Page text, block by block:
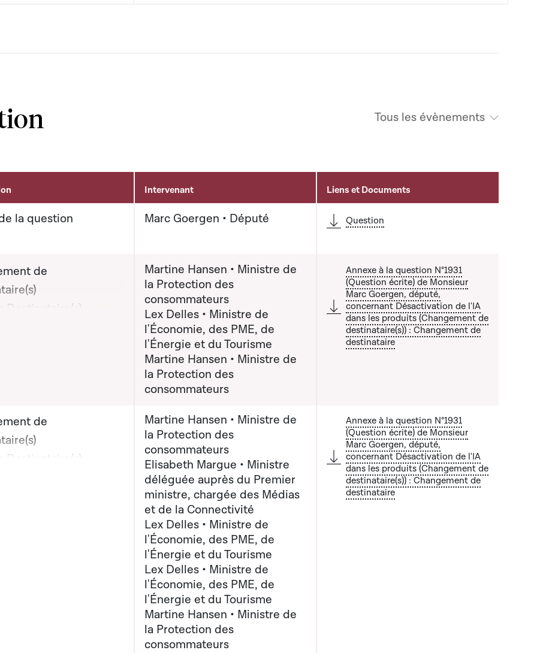
Tous les évènements
Intervenant Liens et Documents
la question Marc Goergen • Député Question
de
Destinataire(s) :
Martine Hansen,
des PME, de
et du Tourisme;
Martine Hansen,
de la Protection des
graphique servant à afficher ou cacher tous les éléments de la liste qui précède
Martine Hansen • Ministre de
la Protection des
consommateurs
Lex Delles • Ministre de
l'Économie, des PME, de
l'Énergie et du Tourisme
Martine Hansen • Ministre de
la Protection des
consommateurs
Annexe à la question N°1931
(Question écrite) de Monsieur
Marc Goergen, député,
concernant Désactivation de l'IA
dans les produits (Changement de
destinataire(s)) : Changement de
destinataire
de
Destinataire(s) :
Martine Hansen,
graphique servant à afficher ou cacher tous les éléments de la liste qui précède
Martine Hansen • Ministre de
la Protection des
consommateurs
Elisabeth Margue • Ministre
déléguée auprès du Premier
ministre, chargée des Médias
et de la Connectivité
Lex Delles • Ministre de
l'Économie, des PME, de
l'Énergie et du Tourisme
Lex Delles • Ministre de
l'Économie, des PME, de
l'Énergie et du Tourisme
Martine Hansen • Ministre de
la Protection des
consommateurs
Annexe à la question N°1931
(Question écrite) de Monsieur
Marc Goergen, député,
concernant Désactivation de l'IA
dans les produits (Changement de
destinataire(s)) : Changement de
destinataire